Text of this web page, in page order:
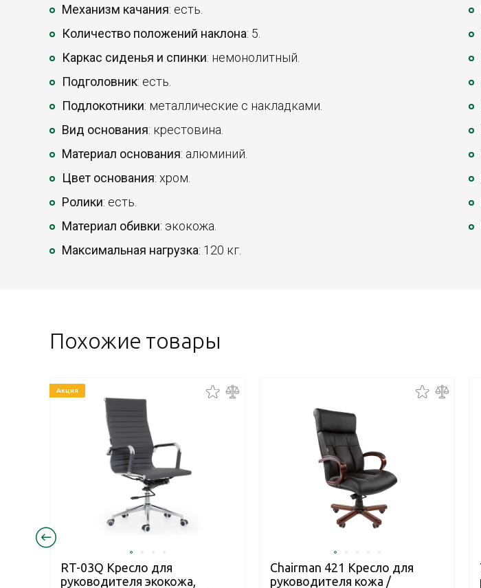
Механизм качания: есть.
Количество положений наклона: 5.
Каркас сиденья и спинки: немонолитный.
Подголовник: есть.
Подлокотники: металлические с накладками.
Вид основания: крестовина.
Материал основания: алюминий.
Цвет основания: хром.
Ролики: есть.
Материал обивки: экокожа.
Максимальная нагрузка: 120 кг.
Похожие товары
Акция
RT-03Q Кресло для
руководителя экокожа,
Chairman 421 Кресло для
руководителя кожа /